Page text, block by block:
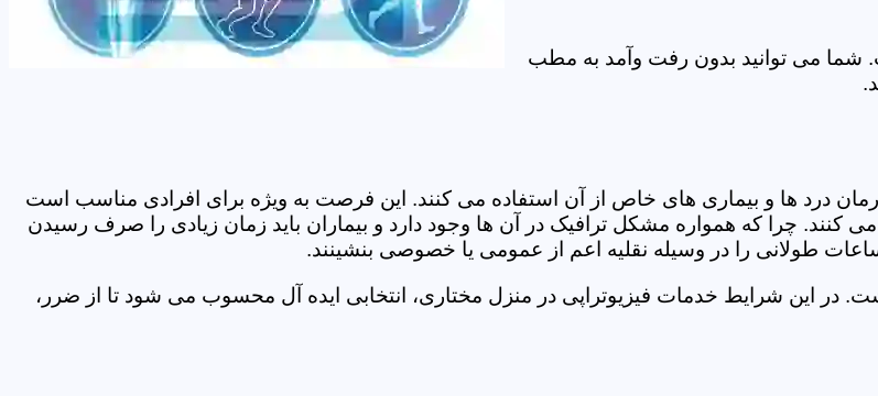
شما می توانید بدون رفت وآمد به مطب
درمان درد ها و بیماری های خاص از آن استفاده می کنند. این فرصت به ویژه برای افرادی مناسب است
کنند. چرا که همواره مشکل ترافیک در آن ها وجود دارد و بیماران باید زمان زیادی را صرف رسیدن
طولانی را در وسیله نقلیه اعم از عمومی یا خصوصی بنشینند.
در این شرایط خدمات فیزیوتراپی در منزل مختاری، انتخابی ایده آل محسوب می شود تا از ضرر،